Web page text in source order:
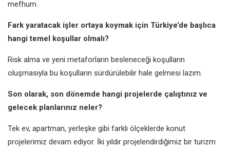
mefhum.
Fark yaratacak işler ortaya koymak için Türkiye’de başlıca
hangi temel koşullar olmalı?
Risk alma ve yeni metaforların besleneceği koşulların
oluşmasıyla bu koşulların sürdürülebilir hale gelmesi lazım.
Son olarak, son dönemde hangi projelerde çalıştınız ve
gelecek planlarınız neler?
Tek ev, apartman, yerleşke gibi farklı ölçeklerde konut
projelerimiz devam ediyor. İki yıldır projelendirdiğimiz bir turizm